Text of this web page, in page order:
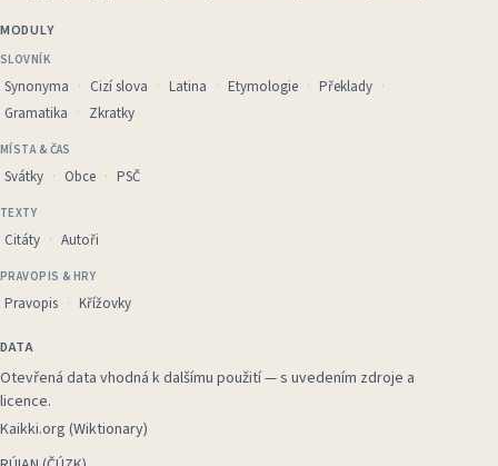
MODULY
SLOVNÍK
Synonyma Cizí slova Latina Etymologie
Překlady
Gramatika
Zkratky
MÍSTA & ČAS
Svátky Obce PSČ
TEXTY
Citáty Autoři
PRAVOPIS & HRY
Pravopis Křížovky
DATA
Otevřená data vhodná k dalšímu použití — s uvedením zdroje a
licence.
Kaikki.org (Wiktionary)